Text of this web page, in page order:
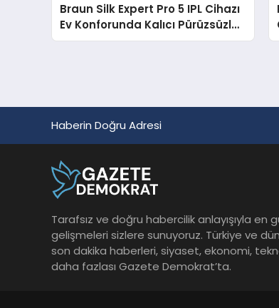
Braun Silk Expert Pro 5 IPL Cihazı
Ev Konforunda Kalıcı Pürüzsüzlük
Sunuyor
Haberin Doğru Adresi
Tarafsız ve doğru habercilik anlayışıyla en
gelişmeleri sizlere sunuyoruz. Türkiye ve
son dakika haberleri, siyaset, ekonomi,
daha fazlası Gazete Demokrat’ta.